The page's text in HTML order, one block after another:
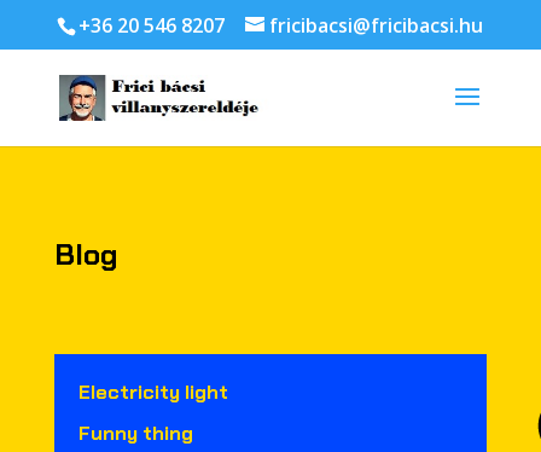
+36 20 546 8207 fricibacsi@fricibacsi.hu
Blog
Electricity light
Funny thing